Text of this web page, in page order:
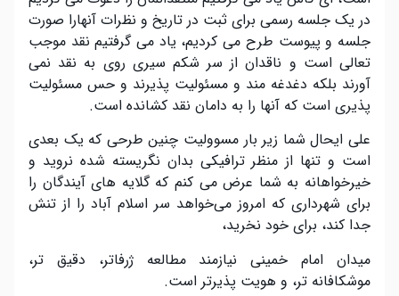
در یک جلسه رسمی برای ثبت در تاریخ و نظرات آنهارا صورت
جلسه و پیوست طرح می کردیم، یاد می گرفتیم نقد موجب
تعالی است و ناقدان از سر شکم سیری روی به نقد نمی
آورند بلکه دغدغه مند و مسئولیت پذیرند و حس مسئولیت
پذیری است که آنها را به دامان نقد کشانده است.
علی ایحال شما زیر بار مسوولیت چنین طرحی که یک بعدی
است و تنها از منظر ترافیکی بدان نگریسته شده نروید و
خیرخواهانه به شما عرض می کنم که گلایه های آیندگان را
برای شهرداری که امروز می‌خواهد سر اسلام آباد را از تنش
جدا کند، برای خود نخرید،
میدان امام خمینی نیازمند مطالعه ژرفاتر، دقیق تر،
موشکافانه تر، و هویت پذیرتر است.